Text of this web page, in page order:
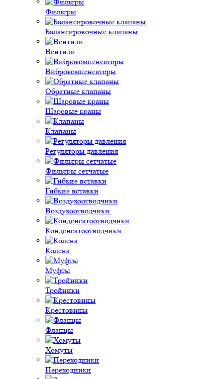
Фильтры
Балансировочные клапаны
Вентили
Виброкомпенсаторы
Обратные клапаны
Шаровые краны
Клапаны
Регуляторы давления
Фильтры сетчатые
Гибкие вставки
Воздухоотводчики
Конденсатоотводчики
Колена
Муфты
Тройники
Крестовины
Фланцы
Хомуты
Переходники